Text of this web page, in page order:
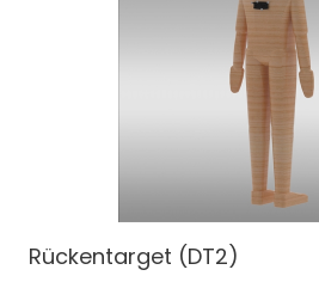
Rückentarget (DT2)